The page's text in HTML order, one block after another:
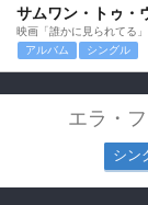
サムワン・トゥ・
映画「誰かに見られてる」
アルバム
シングル
エラ・
シン